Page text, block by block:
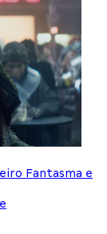
Fantasma e